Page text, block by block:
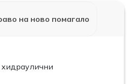
на ново помагало
хидраулични